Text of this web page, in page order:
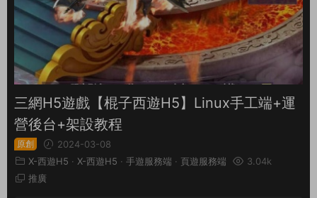
三網H5遊戲【棍子西遊H5】Linux手工端+運
營後台+架設教程
原創
2024-03-08
X-西遊H5 · X-西遊H5 · 手遊服務端 · 頁遊服務端
3.04k
推廣